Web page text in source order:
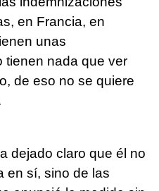
en Francia, en
unas
tienen nada que ver
de eso no se quiere
dejado claro que él no
en sí, sino de las